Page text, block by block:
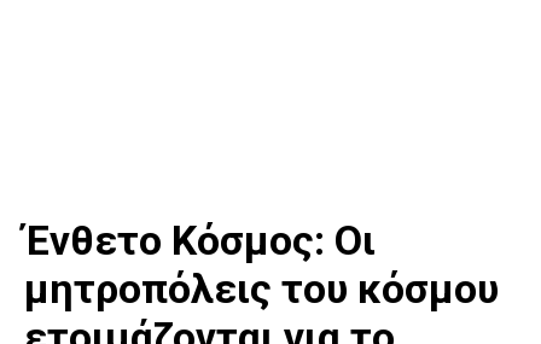
Ένθετο Κόσμος: Οι
μητροπόλεις του κόσμου